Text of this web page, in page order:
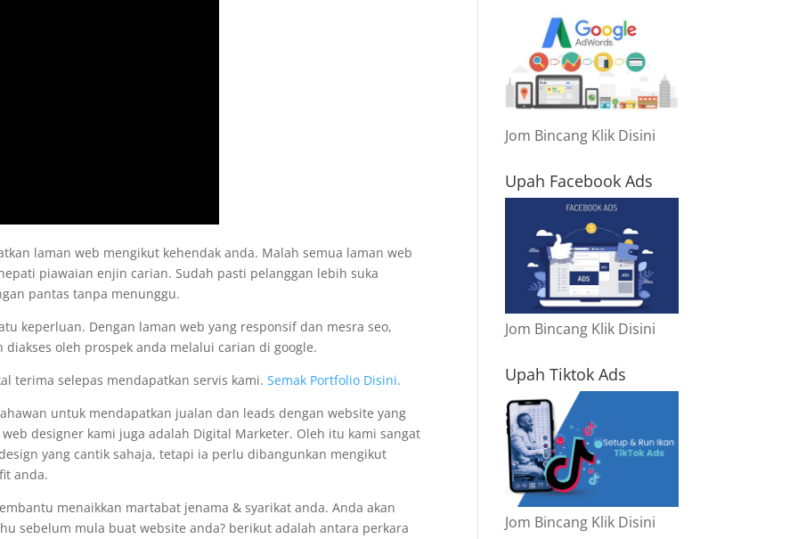
laman web mengikut kehendak anda. Malah semua laman web
piawaian enjin carian. Sudah pasti pelanggan lebih suka
pantas tanpa menunggu.
keperluan. Dengan laman web yang responsif dan mesra seo,
oleh prospek anda melalui carian di google.
terima selepas mendapatkan servis kami.Semak Portfolio Disini.
untuk mendapatkan jualan dan leads dengan website yang
designer kami juga adalah Digital Marketer. Oleh itu kami sangat
yang cantik sahaja, tetapi ia perlu dibangunkan mengikut
anda.
menaikkan martabat jenama & syarikat anda. Anda akan
sebelum mula buat website anda? berikut adalah antara perkara
Jom Bincang Klik Disini
Upah Facebook Ads
Jom Bincang Klik Disini
Upah Tiktok Ads
Jom Bincang Klik Disini